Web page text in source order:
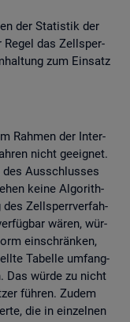
der Sta­tis­tik der
Regel das Zell­sper­
zum Ein­satz
Rah­men der In­ter­
nicht ge­eig­net.
Aus­schlus­ses
keine Al­go­rith­
des Zell­sperr­ver­fah­
wären, wür­
ein­schrän­ken,
Ta­bel­le um­fang­
Das würde zu nicht
füh­ren. Zudem
die in ein­zel­nen